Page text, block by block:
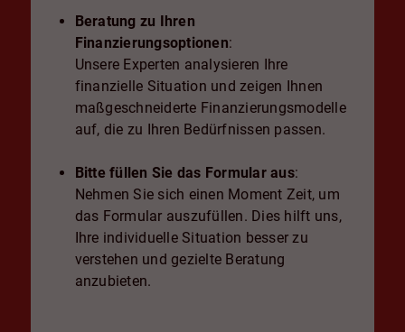
Beratung zu Ihren
Finanzierungsoptionen:
Unsere Experten analysieren Ihre
finanzielle Situation und zeigen Ihnen
maßgeschneiderte Finanzierungsmodelle
auf, die zu Ihren Bedürfnissen passen.
Bitte füllen Sie das Formular aus:
Nehmen Sie sich einen Moment Zeit, um
das Formular auszufüllen. Dies hilft uns,
Ihre individuelle Situation besser zu
verstehen und gezielte Beratung
anzubieten.